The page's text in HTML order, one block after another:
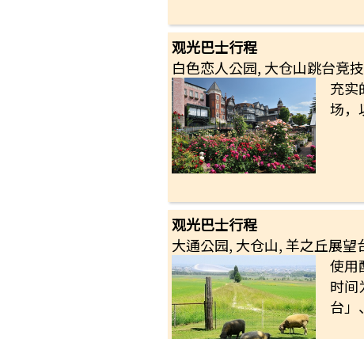
观光巴士行程
白色恋人公园, 大仓山跳台竞
充实
场，
观光巴士行程
大通公园, 大仓山, 羊之丘展望
使用
时间
台」